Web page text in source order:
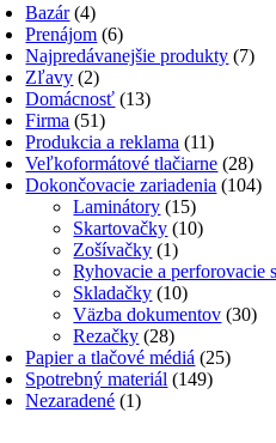
Bazár (4)
Prenájom (6)
Najpredávanejšie produkty (7)
Zľavy (2)
Domácnosť (13)
Firma (51)
Produkcia a reklama (11)
Veľkoformátové tlačiarne (28)
Dokončovacie zariadenia (104)
Laminátory (15)
Skartovačky (10)
Zošívačky (1)
Ryhovacie a perforovacie
Skladačky (10)
Väzba dokumentov (30)
Rezačky (28)
Papier a tlačové médiá (25)
Spotrebný materiál (149)
Nezaradené (1)